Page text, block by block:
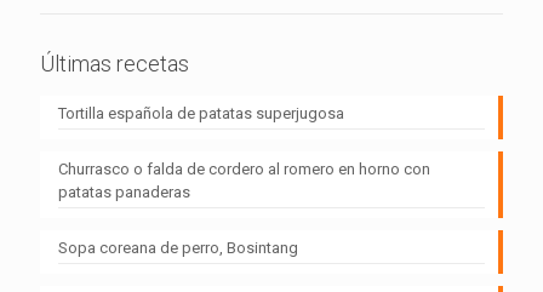
Últimas recetas
Tortilla española de patatas superjugosa
Churrasco o falda de cordero al romero en horno con
patatas panaderas
Sopa coreana de perro, Bosintang